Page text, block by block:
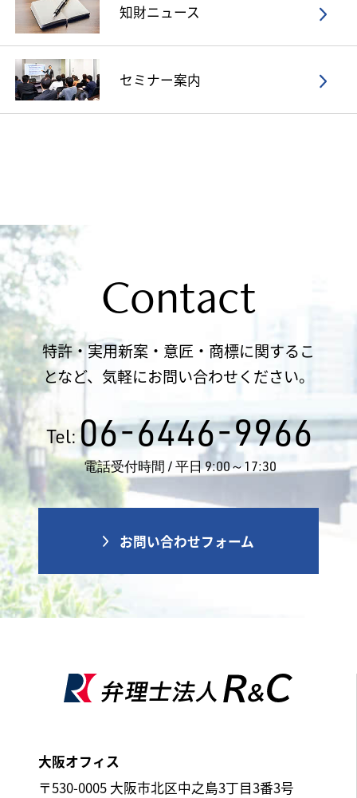
知財ニュース
セミナー案内
Contact
特許・実用新案・意匠・商標に関するこ
となど、気軽にお問い合わせください。
Tel:06-6446-9966
電話受付時間 / 平日 9:00～17:30
お問い合わせフォーム
大阪オフィス
〒530-0005 大阪市北区中之島3丁目3番3号